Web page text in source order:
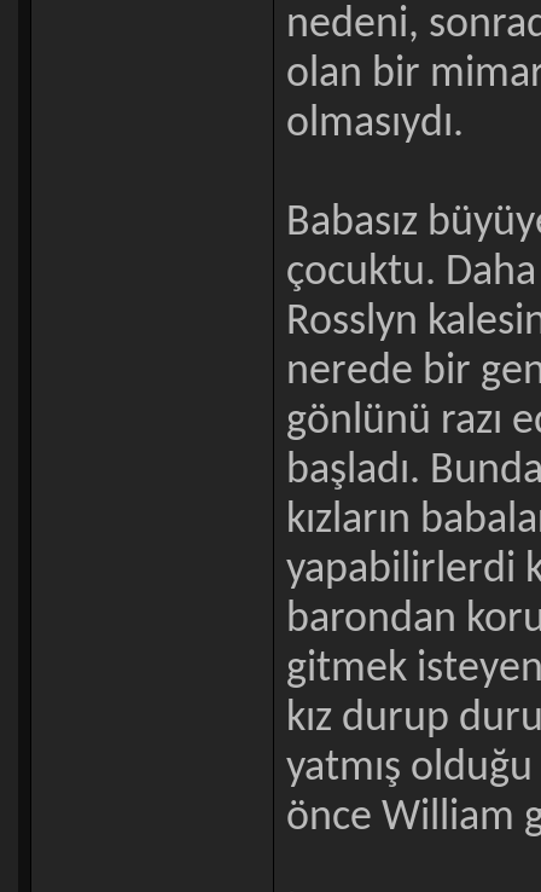
nedeni,
olan bir
olmasıydı.
Babasız
çocuktu. Daha
Rosslyn
nerede bir
gönlünü razı
başladı.
kızların
yapabilirlerdi
barondan
gitmek
kız durup
yatmış
önce William